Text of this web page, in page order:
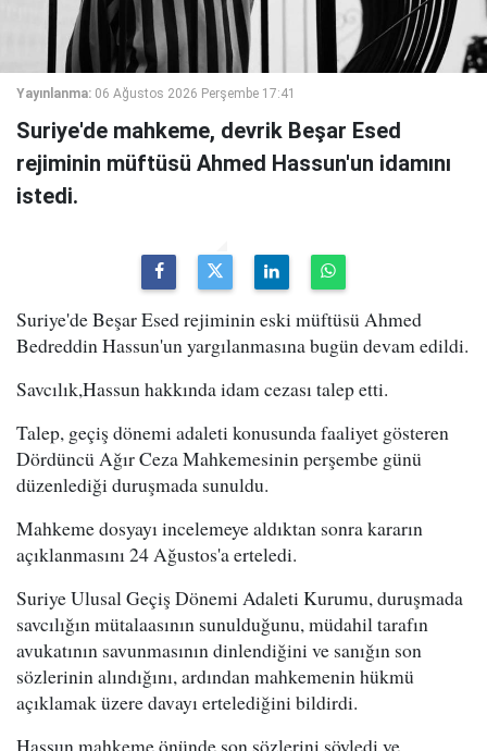
Yayınlanma: 06 Ağustos 2026 Perşembe 17:41
Suriye'de mahkeme, devrik Beşar Esed
rejiminin müftüsü Ahmed Hassun'un idamını
istedi.
Suriye'de Beşar Esed rejiminin eski müftüsü Ahmed
Bedreddin Hassun'un yargılanmasına bugün devam edildi.
Savcılık,Hassun hakkında idam cezası talep etti.
Talep, geçiş dönemi adaleti konusunda faaliyet gösteren
Dördüncü Ağır Ceza Mahkemesinin perşembe günü
düzenlediği duruşmada sunuldu.
Mahkeme dosyayı incelemeye aldıktan sonra kararın
açıklanmasını 24 Ağustos'a erteledi.
Suriye Ulusal Geçiş Dönemi Adaleti Kurumu, duruşmada
savcılığın mütalaasının sunulduğunu, müdahil tarafın
avukatının savunmasının dinlendiğini ve sanığın son
sözlerinin alındığını, ardından mahkemenin hükmü
açıklamak üzere davayı ertelediğini bildirdi.
Hassun mahkeme önünde son sözlerini söyledi ve